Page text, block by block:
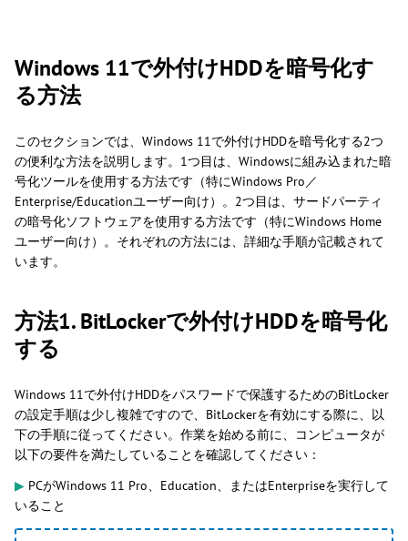
Windows 11で外付けHDDを暗号化す
る方法
このセクションでは、Windows 11で外付けHDDを暗号化する2つ
の便利な方法を説明します。1つ目は、Windowsに組み込まれた暗
号化ツールを使用する方法です（特にWindows Pro／
Enterprise/Educationユーザー向け）。2つ目は、サードパーティ
の暗号化ソフトウェアを使用する方法です（特にWindows Home
ユーザー向け）。それぞれの方法には、詳細な手順が記載されて
います。
方法1. BitLockerで外付けHDDを暗号化
する
Windows 11で外付けHDDをパスワードで保護するためのBitLocker
の設定手順は少し複雑ですので、BitLockerを有効にする際に、以
下の手順に従ってください。作業を始める前に、コンピュータが
以下の要件を満たしていることを確認してください：
▶ PCがWindows 11 Pro、Education、またはEnterpriseを実行して
いること